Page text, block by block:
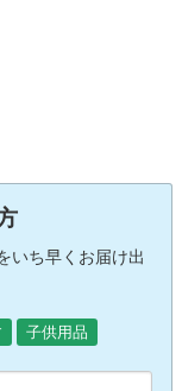
いち早くお届け出
子供用品